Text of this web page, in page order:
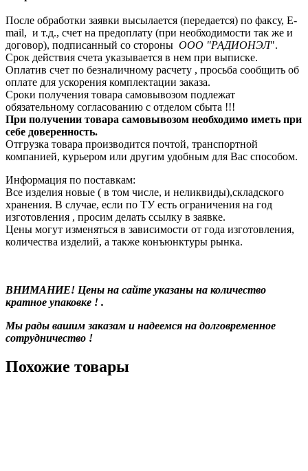
После обработки заявки высылается (передается) по факсу, E-
mail, и т.д., счет на предоплату (при необходимости так же и
договор), подписанный со стороны ООО "РАДИОНЭЛ".
Срок действия счета указывается в нем при выписке.
Оплатив счет по безналичному расчету , просьба сообщить об
оплате для ускорения комплектации заказа.
Сроки получения товара самовывозом подлежат
обязательному согласованию с отделом сбыта !!!
При получении товара самовывозом необходимо иметь при
себе доверенность.
Отгрузка товара производится почтой, транспортной
компанией, курьером или другим удобным для Вас способом.
Информация по поставкам:
Все изделия новые ( в том числе, и неликвиды),складского
хранения. В случае, если по ТУ есть ограничения на год
изготовления , просим делать ссылку в заявке.
Цены могут изменяться в зависимости от года изготовления,
количества изделий, а также конъюнктуры рынка.
ВНИМАНИЕ! Цены на сайте указаны на количество
кратное упаковке ! .
Мы рады вашим заказам и надеемся на долговременное
сотрудничество !
Похожие товары